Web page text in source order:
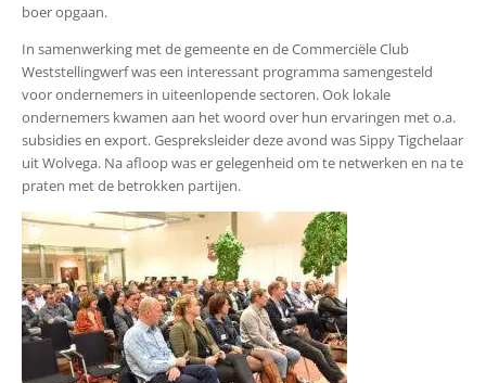
boer opgaan.
In samenwerking met de gemeente en de Commerciële Club
Weststellingwerf was een interessant programma samengesteld
voor ondernemers in uiteenlopende sectoren. Ook lokale
ondernemers kwamen aan het woord over hun ervaringen met o.a.
subsidies en export. Gespreksleider deze avond was Sippy Tigchelaar
uit Wolvega. Na afloop was er gelegenheid om te netwerken en na te
praten met de betrokken partijen.